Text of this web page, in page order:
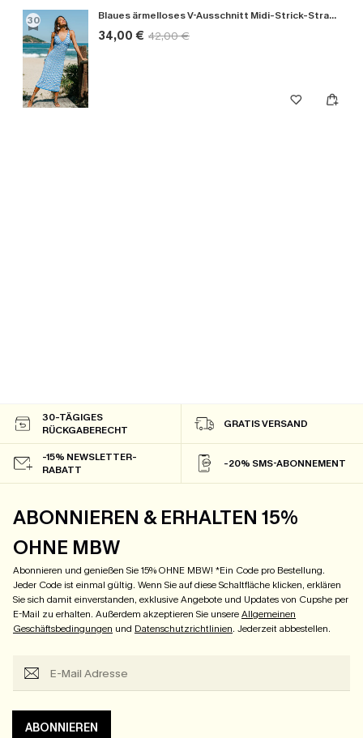
30 Blaues ärmelloses V-Ausschnitt Midi-Strick-Strandkleid
34,00 € 42,00 €
30-TÄGIGES
RÜCKGABERECHT
GRATIS VERSAND
-15% NEWSLETTER-
RABATT
-20% SMS-ABONNEMENT
ABONNIEREN & ERHALTEN 15%
OHNE MBW
Abonnieren und genießen Sie 15% OHNE MBW! *Ein Code pro Bestellung.
Jeder Code ist einmal gültig. Wenn Sie auf diese Schaltfläche klicken, erklären
Sie sich damit einverstanden, exklusive Angebote und Updates von Cupshe per
E-Mail zu erhalten. Außerdem akzeptieren Sie unsereAllgemeinen
Geschäftsbedingungen und Datenschutzrichtlinien. Jederzeit abbestellen.
ABONNIEREN